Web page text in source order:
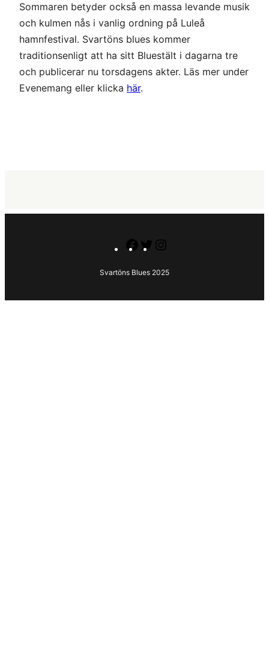
Sommaren betyder också en massa levande musik
och kulmen nås i vanlig ordning på Luleå
hamnfestival. Svartöns blues kommer
traditionsenligt att ha sitt Bluestält i dagarna tre
och publicerar nu torsdagens akter. Läs mer under
Evenemang eller klicka här.
Facebook
Twitter
Svartöns Blues 2025